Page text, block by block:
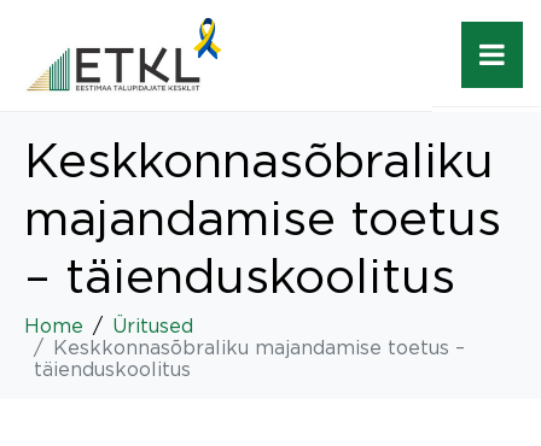
Keskkonnasõbraliku
majandamise toetus
– täienduskoolitus
Home
Üritused
Keskkonnasõbraliku majandamise toetus –
täienduskoolitus